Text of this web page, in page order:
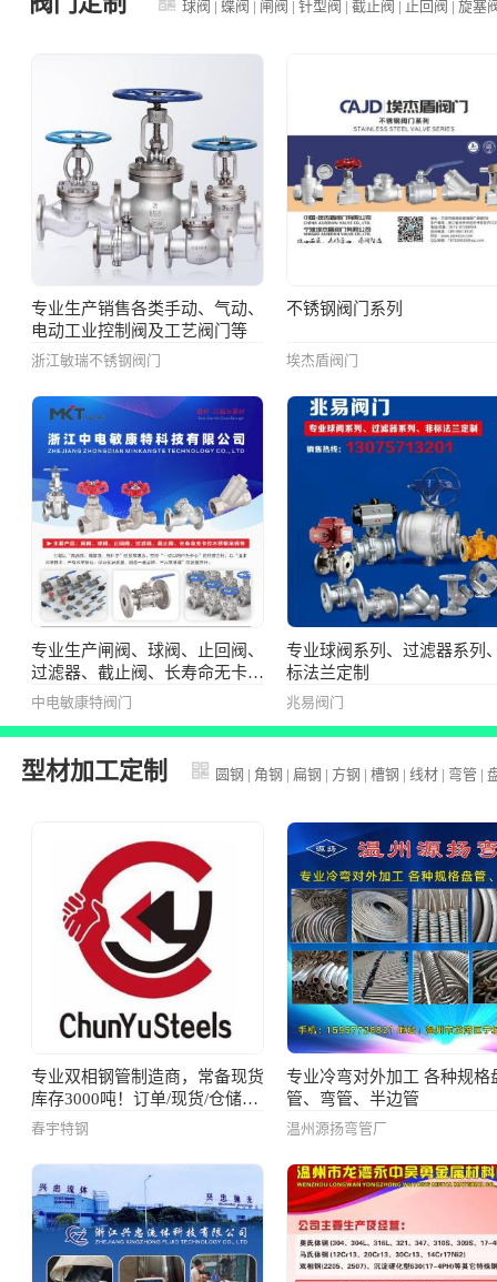
球阀 | 蝶阀 | 闸阀 | 针型阀 | 截止阀 | 止回阀 | 旋塞
专业生产销售各类手动、气动、
电动工业控制阀及工艺阀门等
浙江敏瑞不锈钢阀门
不锈钢阀门系列
埃杰盾阀门
专业生产闸阀、球阀、止回阀、
过滤器、截止阀、长寿命无卡位
不锈钢闸阀等
中电敏康特阀门
专业球阀系列、过滤器系列
标法兰定制
兆易阀门
型材加工定制 圆钢 | 角钢 | 扁钢 | 方钢 | 槽钢 | 线材 | 弯管 |
专业双相钢管制造商，常备现货
库存3000吨！订单/现货/仓储中
心
春宇特钢
专业冷弯对外加工 各种规格
管、弯管、半边管
温州源扬弯管厂